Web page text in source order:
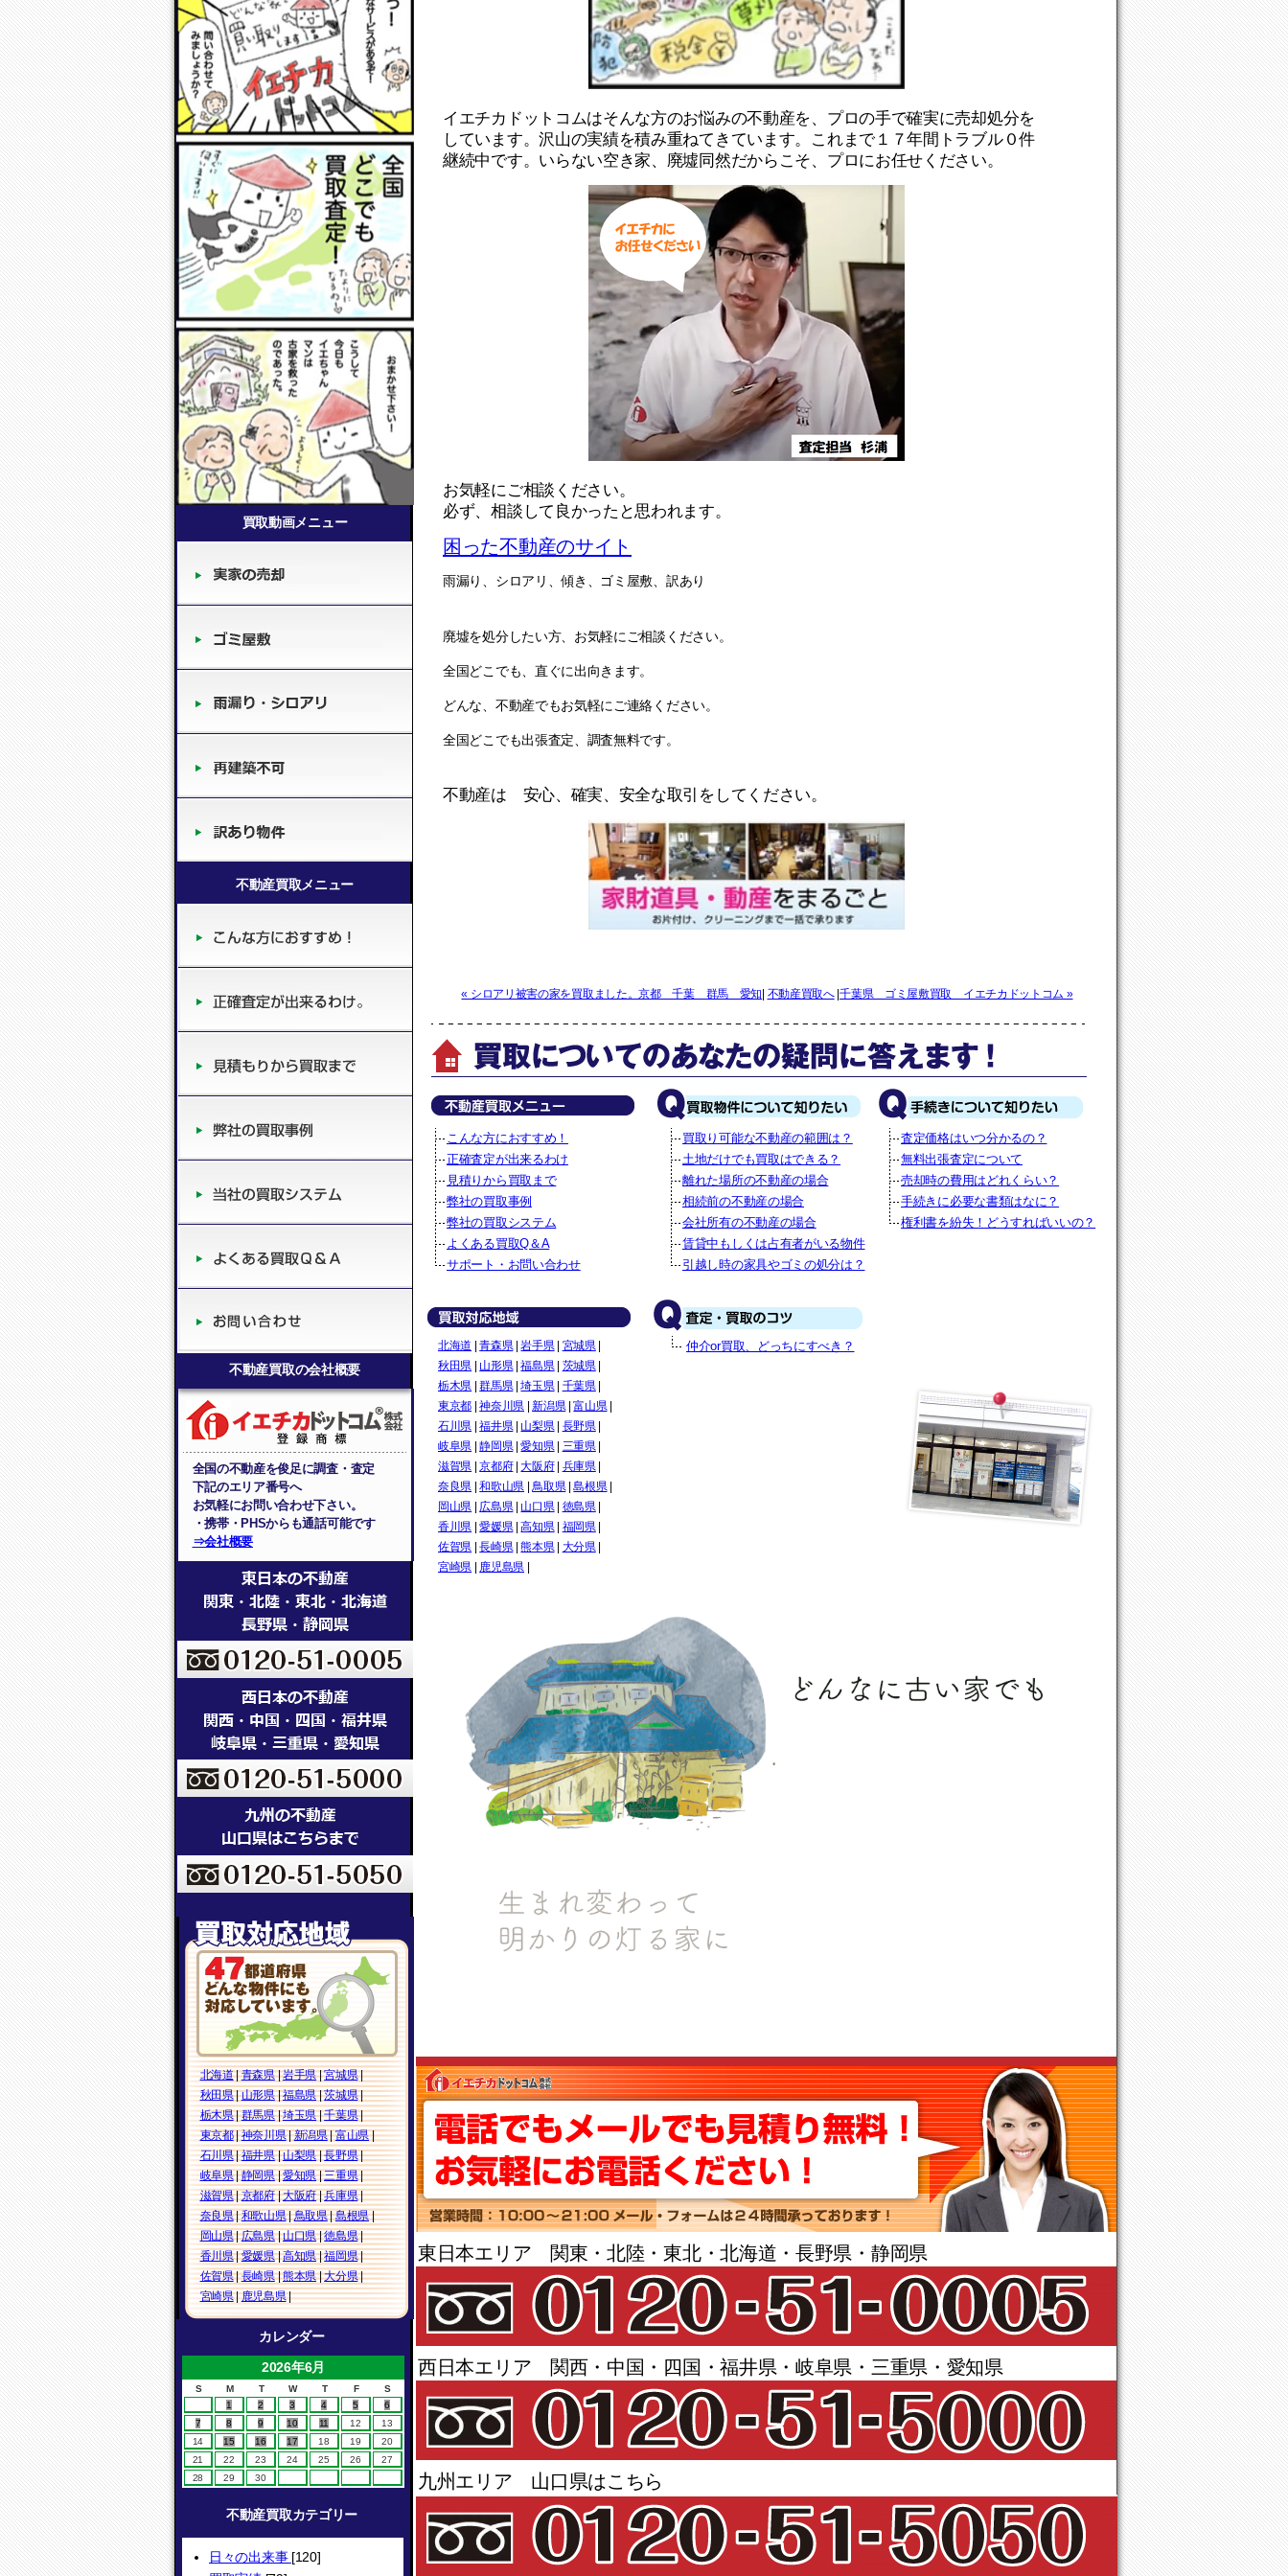
買取動画メニュー
不動産買取メニュー
不動産買取の会社概要
全国の不動産を俊足に調査・査定
下記のエリア番号へ
お気軽にお問い合わせ下さい。
・携帯・PHSからも通話可能です
⇒会社概要
北海道|青森県|岩手県|宮城県|
秋田県|山形県|福島県|茨城県|
栃木県|群馬県|埼玉県|千葉県|
東京都|神奈川県|新潟県|富山県|
石川県|福井県|山梨県|長野県|
岐阜県|静岡県|愛知県|三重県|
滋賀県|京都府|大阪府|兵庫県|
奈良県|和歌山県|鳥取県|島根県|
岡山県|広島県|山口県|徳島県|
香川県|愛媛県|高知県|福岡県|
佐賀県|長崎県|熊本県|大分県|
宮崎県|鹿児島県|
カレンダー
2026年6月
S M T W T F
S
1
2 3 4 5
6
7
8 9 10 11 12
13
14
15 16 17 18 19
20
21
22 23 24 25 26
27
28
29 30
不動産買取カテゴリー
日々の出来事 [120]
イエチカドットコムはそんな方のお悩みの不動産を、プロの手で確実に売却処分を
しています。沢山の実績を積み重ねてきています。これまで１７年間トラブル０件
継続中です。いらない空き家、廃墟同然だからこそ、プロにお任せください。
お気軽にご相談ください。
必ず、相談して良かったと思われます。
困った不動産のサイト
雨漏り、シロアリ、傾き、ゴミ屋敷、訳あり
廃墟を処分したい方、お気軽にご相談ください。
全国どこでも、直ぐに出向きます。
どんな、不動産でもお気軽にご連絡ください。
全国どこでも出張査定、調査無料です。
不動産は 安心、確実、安全な取引をしてください。
« シロアリ被害の家を買取ました。京都 千葉 群馬 愛知 不動産買取へ|千葉県 ゴミ屋敷買取 イエチカドットコム »
こんな方におすすめ！
正確査定が出来るわけ
見積りから買取まで
弊社の買取事例
弊社の買取システム
よくある買取Q＆A
サポート・お問い合わせ
買取り可能な不動産の範囲は？
土地だけでも買取はできる？
離れた場所の不動産の場合
相続前の不動産の場合
会社所有の不動産の場合
賃貸中もしくは占有者がいる物件
引越し時の家具やゴミの処分は？
査定価格はいつ分かるの？
無料出張査定について
売却時の費用はどれくらい？
手続きに必要な書類はなに？
権利書を紛失！どうすればいいの？
北海道 |青森県|岩手県| 宮城県|
秋田県
山形県|福島県| 茨城県|
栃木県 |群馬県|埼玉県| 千葉県|
東京都 |神奈川県 |新潟県|富山県|
石川県 |福井県| 山梨県| 長野県|
岐阜県 |静岡県|愛知県| 三重県|
滋賀県 |京都府|大阪府| 兵庫県|
奈良県 |和歌山県 |鳥取県|島根県|
岡山県
広島県| 山口県| 徳島県|
香川県 |愛媛県|高知県| 福岡県|
佐賀県 |長崎県|熊本県| 大分県|
宮崎県
鹿児島県
仲介or買取、どっちにすべき？
東日本エリア 関東・北陸・東北・北海道・長野県・静岡県
西日本エリア 関西・中国・四国・福井県・岐阜県・三重県・愛知県
九州エリア 山口県はこちら